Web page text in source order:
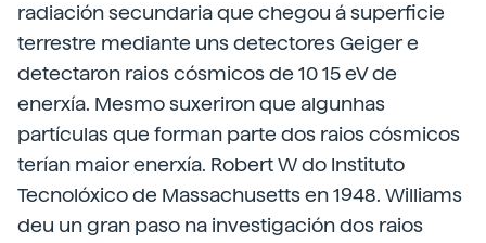
radiación secundaria que chegou á superficie
terrestre mediante uns detectores Geiger e
detectaron raios cósmicos de 10 15 eV de
enerxía. Mesmo suxeriron que algunhas
partículas que forman parte dos raios cósmicos
terían maior enerxía. Robert W do Instituto
Tecnolóxico de Massachusetts en 1948. Williams
deu un gran paso na investigación dos raios